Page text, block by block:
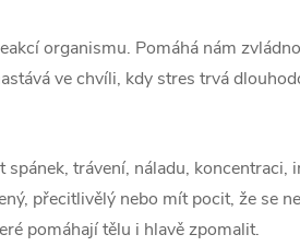
organismu. Pomáhá nám
ve chvíli, kdy stres trvá
trávení, náladu, koncentraci,
přecitlivělý nebo mít pocit, že se
pomáhají tělu i hlavě zpomalit.